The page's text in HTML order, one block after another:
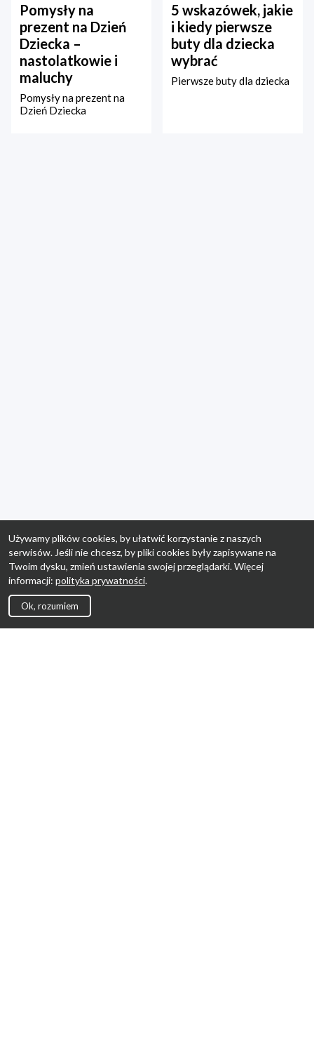
Pomysły na
prezent na Dzień
Dziecka –
nastolatkowie i
maluchy
Pomysły na prezent na
Dzień Dziecka
5 wskazówek, jakie
i kiedy pierwsze
buty dla dziecka
wybrać
Pierwsze buty dla dziecka
Używamy plików cookies, by ułatwić korzystanie z naszych
serwisów. Jeśli nie chcesz, by pliki cookies były zapisywane na
Twoim dysku, zmień ustawienia swojej przeglądarki. Więcej
informacji: polityka prywatności.
Ok, rozumiem